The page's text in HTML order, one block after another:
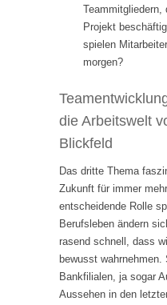
Teammitgliedern,
Projekt
spielen
morgen?
die Arbeitswelt
Blickfeld
Das dritte Thema
Zukunft für immer
entscheidende Rolle
Berufsleben ändern
rasend schnell, dass
bewusst
Bankfilialen, ja sogar
Aussehen in den